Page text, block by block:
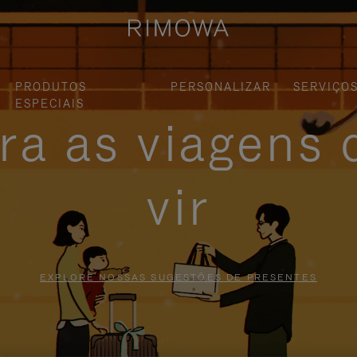
PRODUTOS
ESPECIAIS
PERSONALIZAR
as viagens
vir
EXPLORE NOSSAS SUGESTÕES DE PRESENTES